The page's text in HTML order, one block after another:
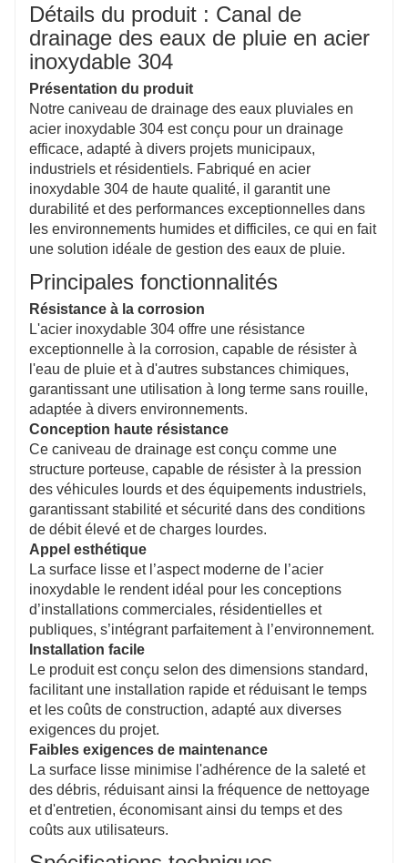
Offre un aspect poli et peut être personnalisé pour
s'adapter à une gamme d'applications allant du
drainage urbain à l'usage industriel, avec des
matériaux recyclables pour la durabilité.
Détails du produit : Canal de
drainage des eaux de pluie en acier
inoxydable 304
Présentation du produit
Notre caniveau de drainage des eaux pluviales en
acier inoxydable 304 est conçu pour un drainage
efficace, adapté à divers projets municipaux,
industriels et résidentiels. Fabriqué en acier
inoxydable 304 de haute qualité, il garantit une
durabilité et des performances exceptionnelles dans
les environnements humides et difficiles, ce qui en fait
une solution idéale de gestion des eaux de pluie.
Principales fonctionnalités
Résistance à la corrosion
L'acier inoxydable 304 offre une résistance
exceptionnelle à la corrosion, capable de résister à
l'eau de pluie et à d'autres substances chimiques,
garantissant une utilisation à long terme sans rouille,
adaptée à divers environnements.
Conception haute résistance
Ce caniveau de drainage est conçu comme une
structure porteuse, capable de résister à la pression
des véhicules lourds et des équipements industriels,
garantissant stabilité et sécurité dans des conditions
de débit élevé et de charges lourdes.
Appel esthétique
La surface lisse et l’aspect moderne de l’acier
inoxydable le rendent idéal pour les conceptions
d’installations commerciales, résidentielles et
publiques, s’intégrant parfaitement à l’environnement.
Installation facile
Le produit est conçu selon des dimensions standard,
facilitant une installation rapide et réduisant le temps
et les coûts de construction, adapté aux diverses
exigences du projet.
Faibles exigences de maintenance
La surface lisse minimise l'adhérence de la saleté et
des débris, réduisant ainsi la fréquence de nettoyage
et d'entretien, économisant ainsi du temps et des
coûts aux utilisateurs.